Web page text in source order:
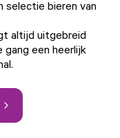
selectie bieren van
altijd uitgebreid
een heerlijk